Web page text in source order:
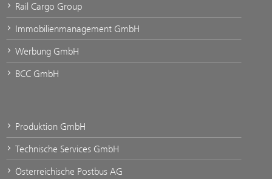
Rail Cargo Group
Immobilienmanagement GmbH
Werbung GmbH
BCC GmbH
Produktion GmbH
Technische Services GmbH
Österreichische Postbus AG